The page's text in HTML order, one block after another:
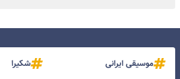
موسیقی ایرانی
شکیرا